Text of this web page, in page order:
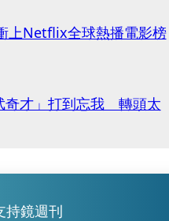
上Netflix全球熱播電影榜
奇才」打到忘我 轉頭太
持鏡週刊